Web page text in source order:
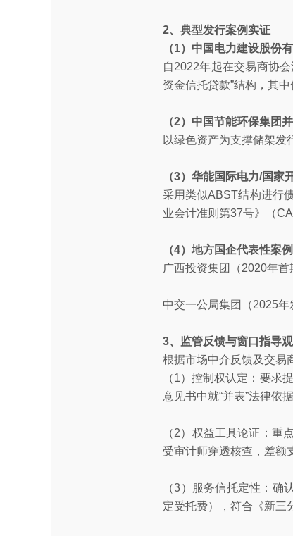
2、典型发行案例实证
（1）中国电力建设股份
自2022年起在交易商协
资金信托贷款”结构，其
（2）中国节能环保集团
以绿色资产为支撑储架发
（3）华能国际电力/国家
采用类似ABST结构进行
业会计准则第37号》（
（4）地方国企代表性案例
广西投资集团（2020年
中交一公局集团（2025
3、监管反馈与窗口指导
根据市场中介反馈及交易
（1）控制权认定：要求
意见书中就“并表”法律依
（2）权益工具论证：重
受审计师穿透核查，差额
（3）服务信托定性：确
定受托费），符合《新三